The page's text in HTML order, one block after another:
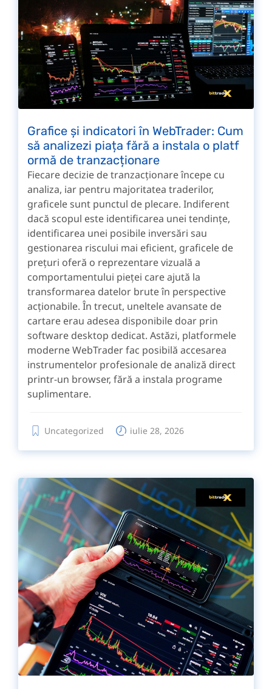
Grafice și indicatori în WebTrader: Cum
să analizezi piața fără a instala o platf
ormă de tranzacționare
Fiecare decizie de tranzacționare începe cu
analiza, iar pentru majoritatea traderilor,
graficele sunt punctul de plecare. Indiferent
dacă scopul este identificarea unei tendințe,
identificarea unei posibile inversări sau
gestionarea riscului mai eficient, graficele de
prețuri oferă o reprezentare vizuală a
comportamentului pieței care ajută la
transformarea datelor brute în perspective
acționabile. În trecut, uneltele avansate de
cartare erau adesea disponibile doar prin
software desktop dedicat. Astăzi, platformele
moderne WebTrader fac posibilă accesarea
instrumentelor profesionale de analiză direct
printr-un browser, fără a instala programe
suplimentare.
Uncategorized iulie 28, 2026